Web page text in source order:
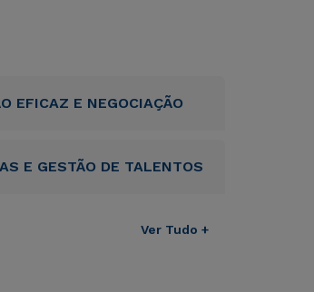
EFICAZ E NEGOCIAÇÃO
E GESTÃO DE TALENTOS
Ver Tudo +